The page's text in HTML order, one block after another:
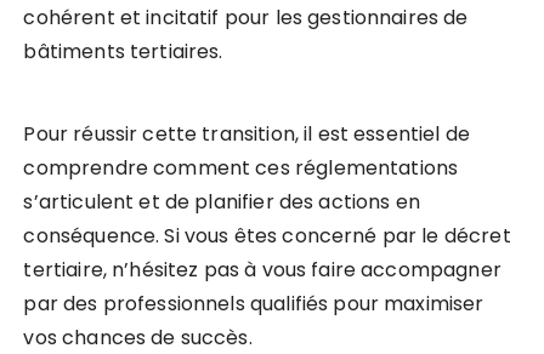
cohérent et incitatif pour les gestionnaires de
bâtiments tertiaires.
Pour réussir cette transition, il est essentiel de
comprendre comment ces réglementations
s’articulent et de planifier des actions en
conséquence. Si vous êtes concerné par le décret
tertiaire, n’hésitez pas à vous faire accompagner
par des professionnels qualifiés pour maximiser
vos chances de succès.